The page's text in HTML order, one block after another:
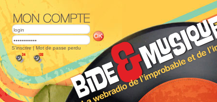
S'inscrire | Mot de passe perdu